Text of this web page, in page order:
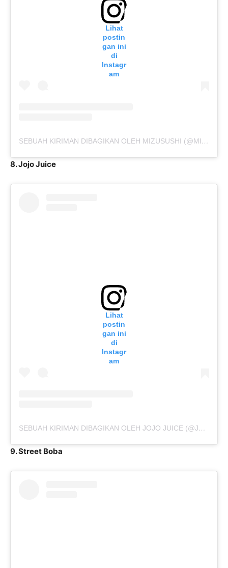
Lihat
postin
gan ini
di
Instagr
am
SEBUAH KIRIMAN DIBAGIKAN OLEH MIZUSUSHI (@MIZUSUSHIANDCOFFEE)
8. Jojo Juice
Lihat
postin
gan ini
di
Instagr
am
SEBUAH KIRIMAN DIBAGIKAN OLEH JOJO JUICE (@JOJOJUICEID)
9. Street Boba